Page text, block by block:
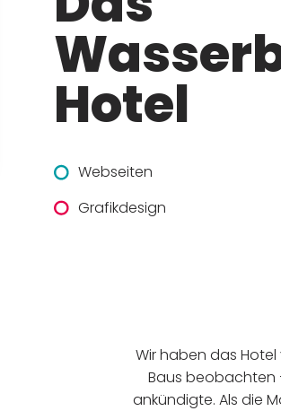
Hotel
Webseiten
Grafikdesign
Wir haben das
Baus beobachten
ankündigte. Als die